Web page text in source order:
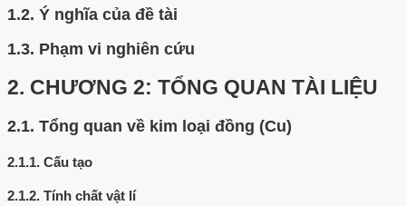
1.2. Ý nghĩa của đề tài
1.3. Phạm vi nghiên cứu
2. CHƯƠNG 2: TỔNG QUAN TÀI LIỆU
2.1. Tổng quan về kim loại đồng (Cu)
2.1.1. Cấu tạo
2.1.2. Tính chất vật lí